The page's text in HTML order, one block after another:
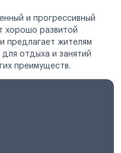
и прогрессивный
хорошо развитой
предлагает жителям
отдыха и занятий
преимуществ.